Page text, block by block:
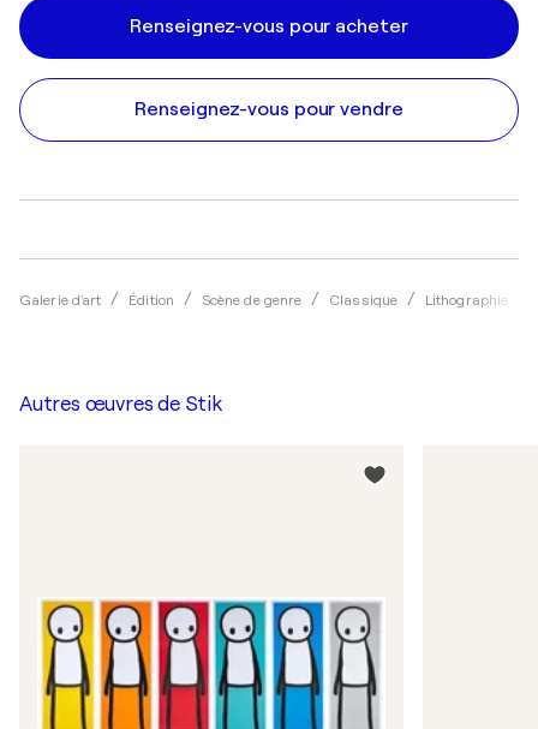
Galerie d'art Édition Scène de genre Classique Lithographie
Renseignez-vous pour acheter
Renseignez-vous pour vendre
Autres œuvres de Stik